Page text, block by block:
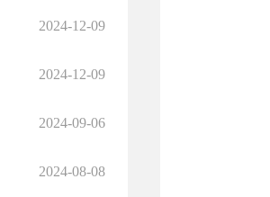
2024-12-09
2024-12-09
2024-09-06
2024-08-08